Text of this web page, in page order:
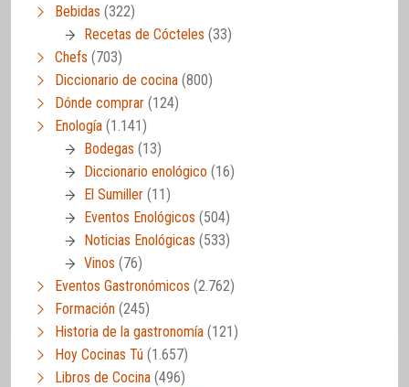
Bebidas (322)
Recetas de Cócteles (33)
Chefs (703)
Diccionario de cocina (800)
Dónde comprar (124)
Enología (1.141)
Bodegas (13)
Diccionario enológico (16)
El Sumiller (11)
Eventos Enológicos (504)
Noticias Enológicas (533)
Vinos (76)
Eventos Gastronómicos (2.762)
Formación (245)
Historia de la gastronomía (121)
Hoy Cocinas Tú (1.657)
Libros de Cocina (496)